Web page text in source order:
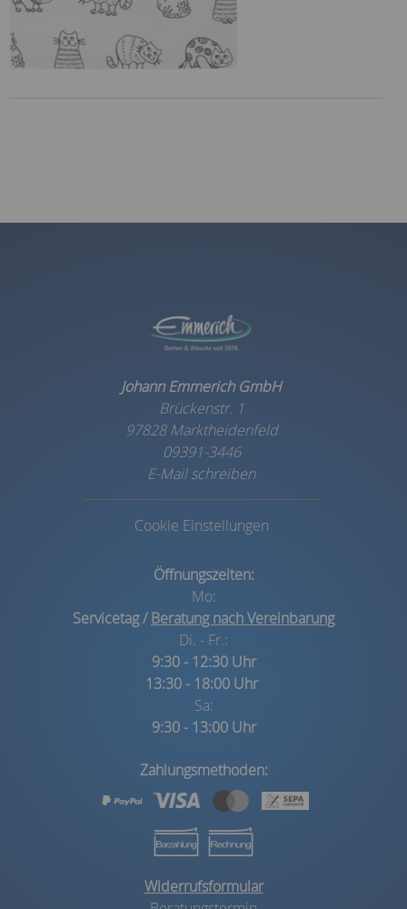
Johann Emmerich GmbH
Brückenstr. 1
97828 Marktheidenfeld
09391-3446
E-Mail schreiben
Cookie Einstellungen
Öffnungszeiten:
Mo:
Servicetag /Beratung nach Vereinbarung
Di. - Fr.:
9:30 - 12:30 Uhr
13:30 - 18:00 Uhr
Sa:
9:30 - 13:00 Uhr
Zahlungsmethoden:
Widerrufsformular